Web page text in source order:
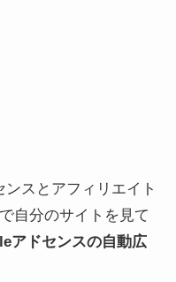
スとアフィリエイト
自分のサイトを見て
アドセンスの自動広